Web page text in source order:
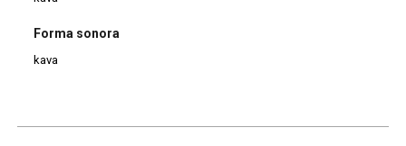
Forma sonora
kava